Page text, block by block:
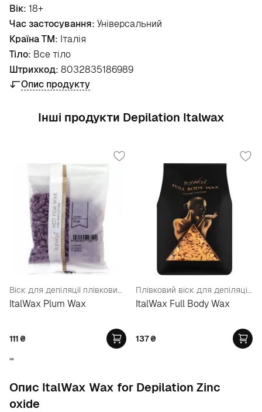
Вік: 18+
Час застосування: Універсальний
Країна ТМ: Італія
Тіло: Все тіло
Штрихкод: 8032835186989
Опис продукту
Інші продукти Depilation Italwax
Віск для депіляції плівковий у гранулах "Слива"
ItalWax Plum Wax
111₴
Плівковий віск для депіляції Преміум-Класу, у гранулах
ItalWax Full Body Wax
137₴
Опис ItalWax Wax for Depilation Zinc
oxide